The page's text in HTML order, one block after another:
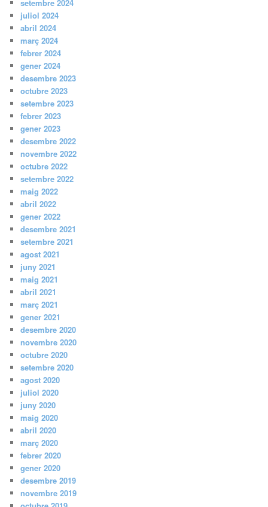
setembre 2024
juliol 2024
abril 2024
març 2024
febrer 2024
gener 2024
desembre 2023
octubre 2023
setembre 2023
febrer 2023
gener 2023
desembre 2022
novembre 2022
octubre 2022
setembre 2022
maig 2022
abril 2022
gener 2022
desembre 2021
setembre 2021
agost 2021
juny 2021
maig 2021
abril 2021
març 2021
gener 2021
desembre 2020
novembre 2020
octubre 2020
setembre 2020
agost 2020
juliol 2020
juny 2020
maig 2020
abril 2020
març 2020
febrer 2020
gener 2020
desembre 2019
novembre 2019